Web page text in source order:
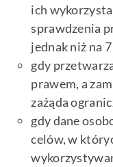
ich
sprawdzenia
jednak niż na
gdy
prawem, a
zażąda
gdy dane
celów, w